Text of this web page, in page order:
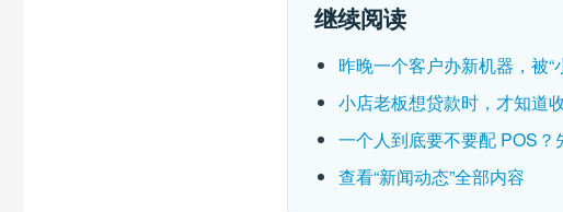
继续阅读
昨晚一个客户办新机器，被“
小店老板想贷款时，才知道
一个人到底要不要配 POS？
查看“新闻动态”全部内容